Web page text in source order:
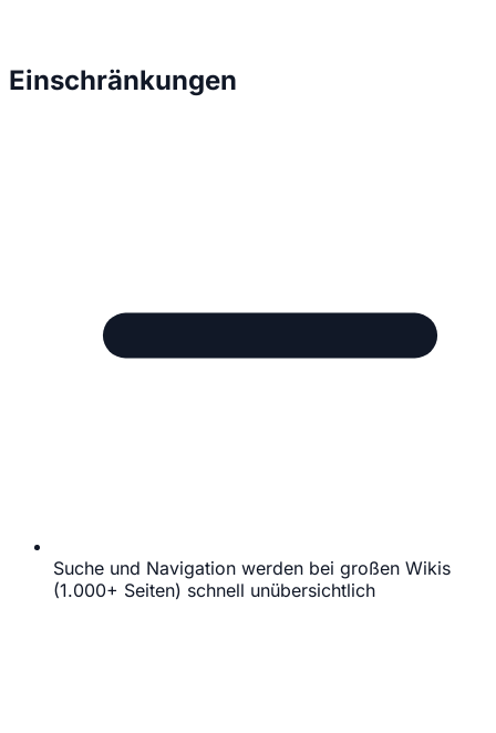
Einschränkungen
Suche und Navigation werden bei großen Wikis
(1.000+ Seiten) schnell unübersichtlich